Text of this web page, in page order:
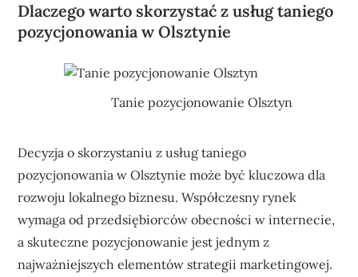
Dlaczego warto skorzystać z usług taniego
pozycjonowania w Olsztynie
Tanie pozycjonowanie Olsztyn
Decyzja o skorzystaniu z usług taniego
pozycjonowania w Olsztynie może być kluczowa dla
rozwoju lokalnego biznesu. Współczesny rynek
wymaga od przedsiębiorców obecności w internecie,
a skuteczne pozycjonowanie jest jednym z
najważniejszych elementów strategii marketingowej.